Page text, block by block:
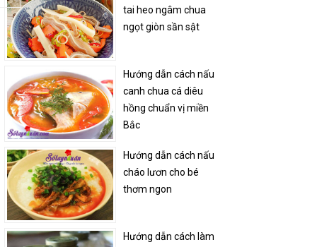
tai heo ngâm chua
ngọt giòn sần sật
Hướng dẫn cách nấu
canh chua cá diêu
hồng chuẩn vị miền
Bắc
Hướng dẫn cách nấu
cháo lươn cho bé
thơm ngon
Hướng dẫn cách làm